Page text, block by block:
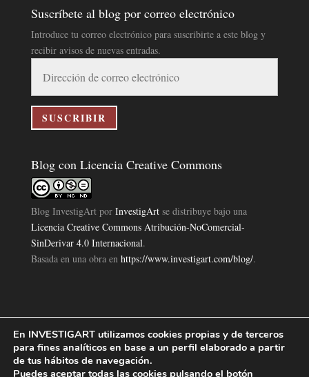
Suscríbete al blog por correo electrónico
Introduce tu correo electrónico para suscribirte a este blog y
recibir avisos de nuevas entradas.
correo
electrónico
SUSCRIBIR
Blog con Licencia Creative Commons
Blog InvestigArtpor InvestigArtse distribuye bajo una
Licencia Creative Commons Atribución-NoComercial-
SinDerivar 4.0 Internacional.
Basada en una obra en https://www.investigart.com/blog/.
Política de Privacidad|Aviso Legal|Política de Cookies|
Investigart Copyright © 2019. |
En INVESTIGART utilizamos cookies propias y de terceros
para fines analíticos en base a un perfil elaborado a partir
de tus hábitos de navegación.
Puedes aceptar todas las cookies pulsando el botón